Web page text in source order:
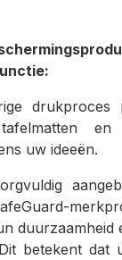
drukproces
tafelmatten
uw ideeën.
duurzaamheid
betekent dat